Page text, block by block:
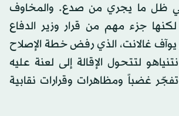
ظل ما يجري من صدع. والمخاوف
جزء مهم من قرار وزير الدفاع
يوآف غالانت، الذي رفض خطة الإصلاح
لتتحول الإقالة إلى لعنة عليه
غضباً ومظاهرات وقرارات نقابية